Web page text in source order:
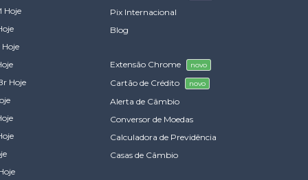
Hoje
Hoje
Hoje
Pix Internacional
Blog
Extensão Chrome novo
Cartão de Crédito novo
Alerta de Câmbio
Conversor de Moedas
Calculadora de Previdência
Casas de Câmbio